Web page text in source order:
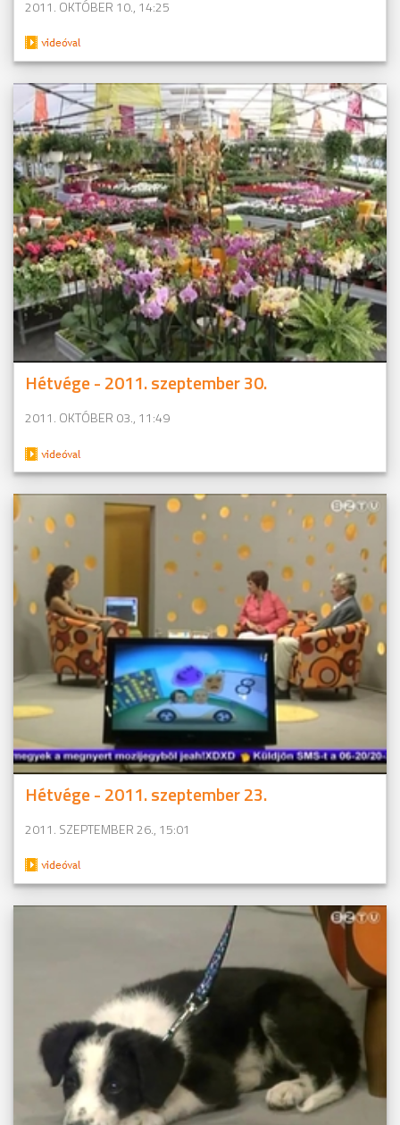
2011. OKTÓBER 10., 14:25
Hétvége - 2011. szeptember 30.
2011. OKTÓBER 03., 11:49
Hétvége - 2011. szeptember 23.
2011. SZEPTEMBER 26., 15:01